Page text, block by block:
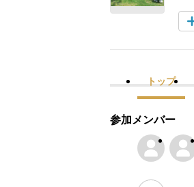
トップ
参加メンバー